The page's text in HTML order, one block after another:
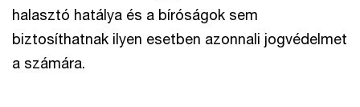
halasztó hatálya és a bíróságok sem
biztosíthatnak ilyen esetben azonnali jogvédelmet
a számára.